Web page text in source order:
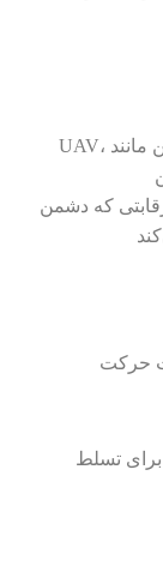
از کار انداختن تمام تجهیزات دشمن مانند UAV،
که دشمن
حرکت
استفاده هم‌زمان با Swarm برای تسلط